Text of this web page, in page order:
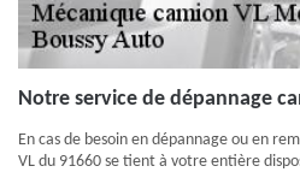
Notre service de dépannage
En cas de besoin en dépannage ou en
VL du 91660 se tient à votre entière